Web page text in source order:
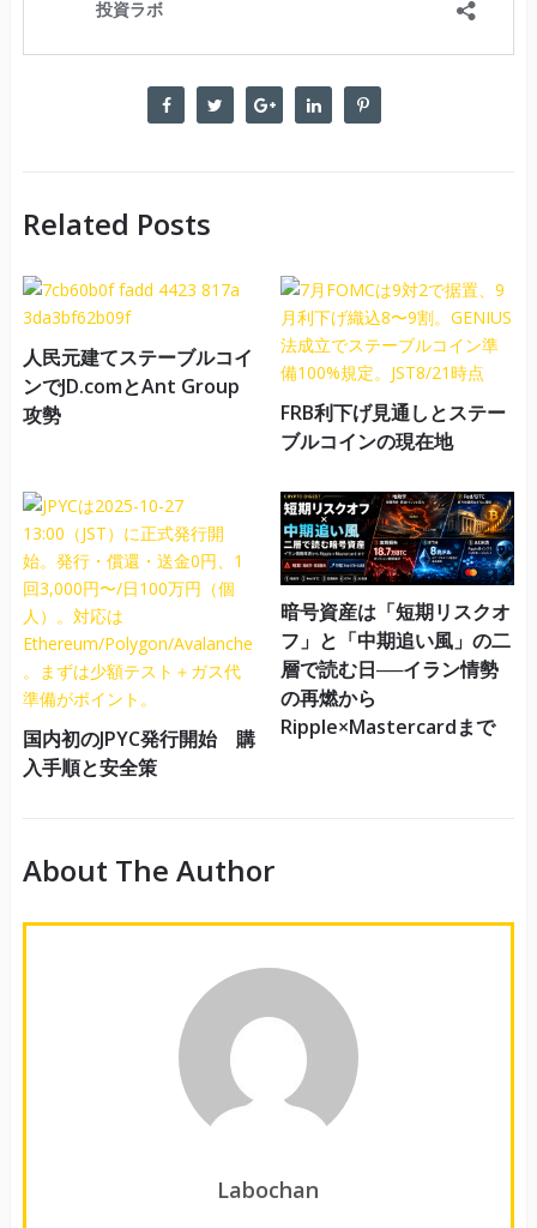
Related Posts
人民元建てステーブルコイ
ンでJD.comとAnt Group
攻勢
FRB利下げ見通しとステー
ブルコインの現在地
国内初のJPYC発行開始 購
入手順と安全策
暗号資産は「短期リスクオ
フ」と「中期追い風」の二
層で読む日──イラン情勢
の再燃から
Ripple×Mastercardまで
About The Author
Labochan